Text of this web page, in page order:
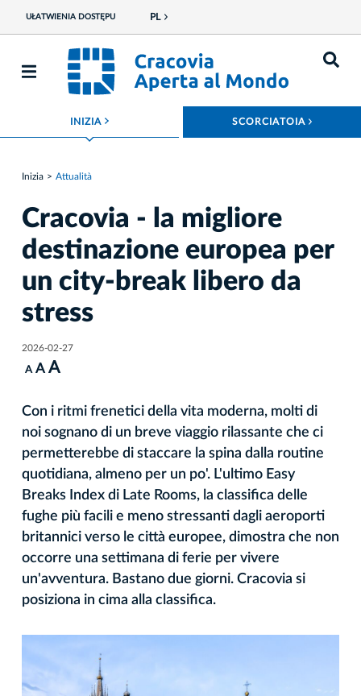
UŁATWIENIA DOSTĘPU PL
INIZIA ROZWIŃ MENU SCORCIATOIA
Inizia Attualità
Cracovia - la migliore
destinazione europea per
un city-break libero da
stress
2026-02-27
A A A
Con i ritmi frenetici della vita moderna, molti di
noi sognano di un breve viaggio rilassante che ci
permetterebbe di staccare la spina dalla routine
quotidiana, almeno per un po'. L'ultimo Easy
Breaks Index di Late Rooms, la classifica delle
fughe più facili e meno stressanti dagli aeroporti
britannici verso le città europee, dimostra che non
occorre una settimana di ferie per vivere
un'avventura. Bastano due giorni. Cracovia si
posiziona in cima alla classifica.